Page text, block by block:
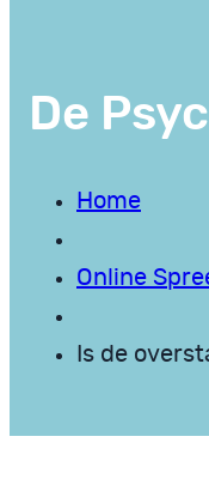
De
Home
Online
Is de